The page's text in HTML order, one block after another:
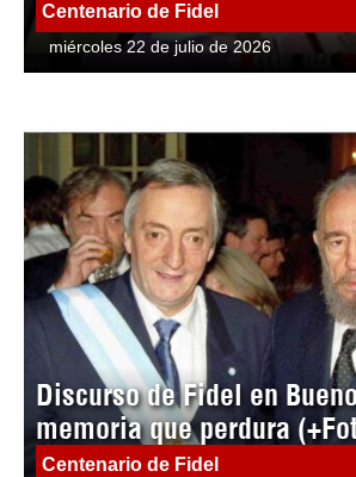
Centenario de Fidel
miércoles 22 de julio de 2026
Discurso de Fidel en
memoria que perdura
Centenario de Fidel